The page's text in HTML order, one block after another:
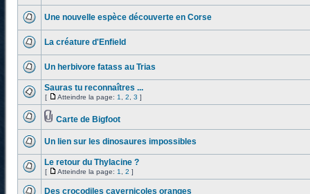
Une nouvelle espèce découverte en Corse
La créature d'Enfield
Un herbivore fatass au Trias
Sauras tu reconnaîtres ...
[ Atteindre la page: 1 2 3 ]
Carte de Bigfoot
Un lien sur les dinosaures impossibles
Le retour du Thylacine ?
[ Atteindre la page: 1 2 ]
Des crocodiles cavernicoles oranges